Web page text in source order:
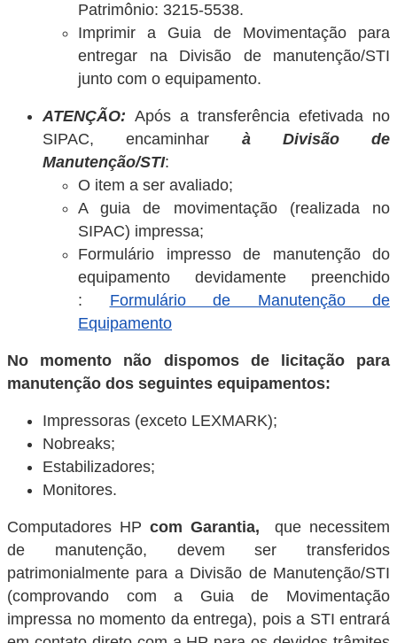
Patrimônio: 3215-5538.
Imprimir a Guia de Movimentação para
entregar na Divisão de manutenção/STI
junto com o equipamento.
ATENÇÃO: Após a transferência efetivada no
SIPAC, encaminhar à Divisão de
Manutenção/STI:
O item a ser avaliado;
A guia de movimentação (realizada no
SIPAC) impressa;
Formulário impresso de manutenção do
equipamento devidamente preenchido
: Formulário de Manutenção de
Equipamento
No momento não dispomos de licitação para
manutenção dos seguintes equipamentos:
Impressoras (exceto LEXMARK);
Nobreaks;
Estabilizadores;
Monitores.
Computadores HP com Garantia, que necessitem
de manutenção, devem ser transferidos
patrimonialmente para a Divisão de Manutenção/STI
(comprovando com a Guia de Movimentação
impressa no momento da entrega), pois a STI entrará